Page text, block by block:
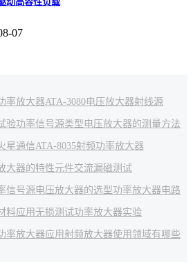
07
率放大器ATA-3080电压放大器射线源
验功率信号源类型 电压放大器的测量方法
星通信ATA-8035射频功率放大器
大器的特性元件交流漏磁测试
信号源 电压放大器的选型功率放大器电路
料应用 无损测试功率放大器实验
率放大器应用 射频放大器使用领域有哪些